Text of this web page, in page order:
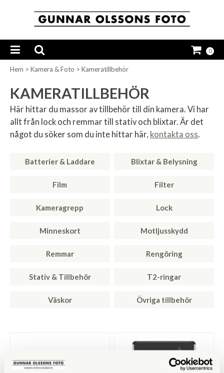
0
Hem > Kamera & Foto > Kameratillbehör
KAMERATILLBEHÖR
Här hittar du massor av tillbehör till din kamera. Vi har
allt från lock och remmar till stativ och blixtar. Är det
något du söker som du inte hittar här, kontakta oss.
Batterier & Laddare Blixtar & Belysning
Film Filter
Kameragrepp Lock
Minneskort Motljusskydd
Remmar Rengöring
Stativ & Tillbehör T2-ringar
Väskor Övriga tillbehör